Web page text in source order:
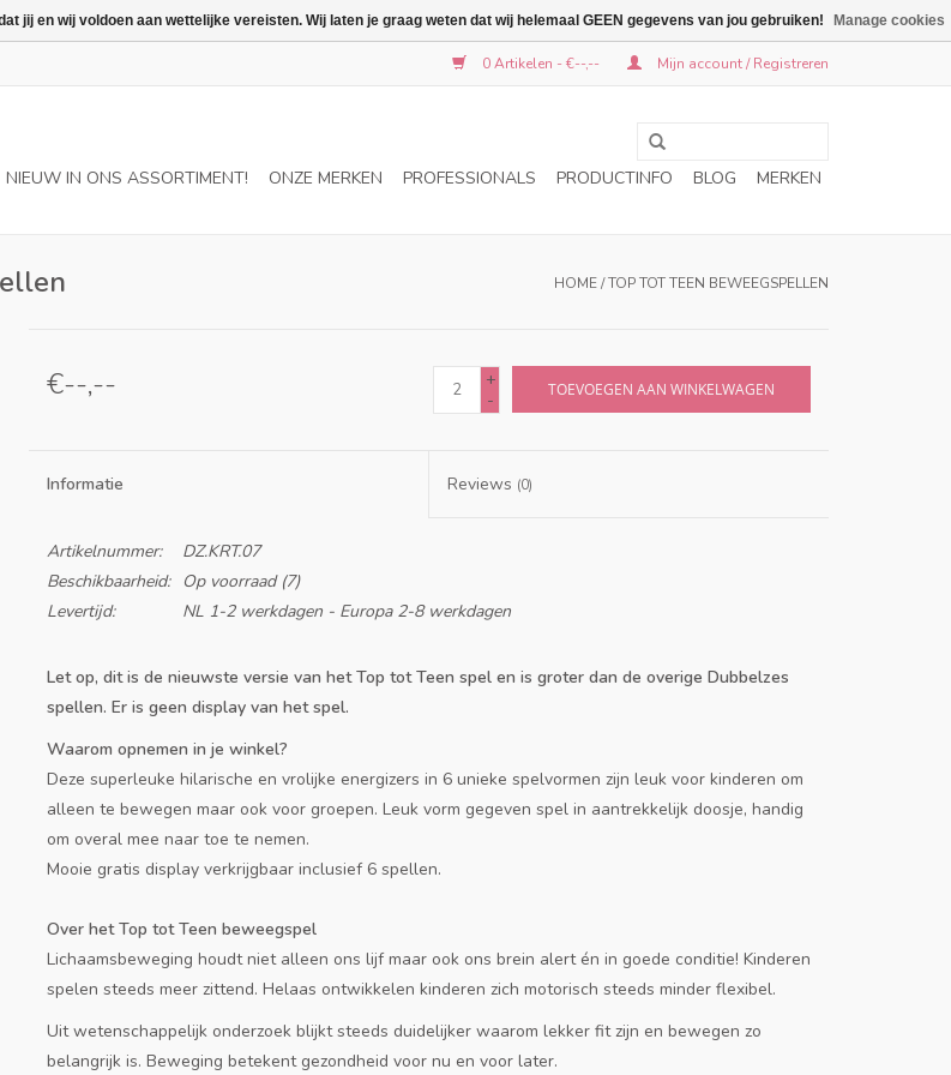
0 Artikelen - €--,-- Mijn account / Registreren
NIEUW IN ONS ASSORTIMENT! ONZE MERKEN PROFESSIONALS PRODUCTINFO BLOG MERKEN
HOME/TOP TOT TEEN BEWEEGSPELLEN
€--,--
+
-
TOEVOEGEN AAN WINKELWAGEN
Informatie Reviews (0)
Artikelnummer:
DZ.KRT.07
Beschikbaarheid:
Op voorraad(7)
Levertijd:
NL 1-2 werkdagen - Europa 2-8 werkdagen
Let op, dit is de nieuwste versie van het Top tot Teen spel en is groter dan de overige Dubbelzes
spellen. Er is geen display van het spel.
Waarom opnemen in je winkel?
Deze superleuke hilarische en vrolijke energizers in 6 unieke spelvormen zijn leuk voor kinderen om
alleen te bewegen maar ook voor groepen. Leuk vorm gegeven spel in aantrekkelijk doosje, handig
om overal mee naar toe te nemen.
Mooie gratis display verkrijgbaar inclusief 6 spellen.
Over het Top tot Teen beweegspel
Lichaamsbeweging houdt niet alleen ons lijf maar ook ons brein alert én in goede conditie! Kinderen
spelen steeds meer zittend. Helaas ontwikkelen kinderen zich motorisch steeds minder flexibel.
Uit wetenschappelijk onderzoek blijkt steeds duidelijker waarom lekker fit zijn en bewegen zo
belangrijk is. Beweging betekent gezondheid voor nu en voor later.
jij en wij voldoen aan wettelijke vereisten. Wij laten je graag weten dat wij helemaal GEEN gegevens van jou gebruiken! Manage cookies